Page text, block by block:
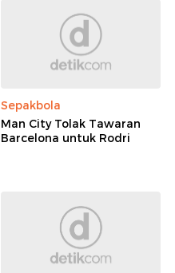
Sepakbola
Man City Tolak Tawaran
Barcelona untuk Rodri